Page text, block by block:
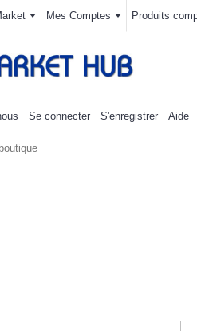
Mes Comptes Produits
Se connecter S'enregistrer Aide